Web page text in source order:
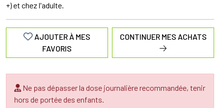
+) et chez l'adulte.
AJOUTER À MES
FAVORIS
CONTINUER MES ACHATS
Ne pas dépasser la dose journalière recommandée, tenir
hors de portée des enfants.